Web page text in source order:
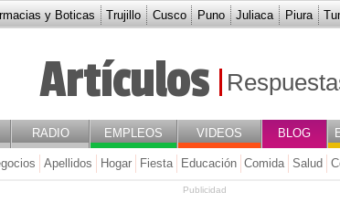
y Boticas Trujillo Cusco Puno Juliaca Piura
Artículos
RADIO EMPLEOS VIDEOS BLOG
Apellidos Hogar Fiesta Educación Comida Salud
Publicidad